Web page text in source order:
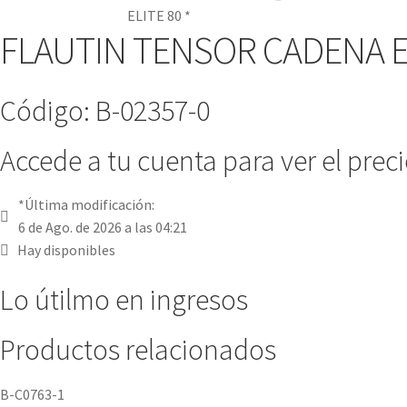
ELITE 80 *
FLAUTIN TENSOR CADENA
Código: B-02357-0
Accede a tu cuenta para ver el
*Última modificación:
6 de Ago. de 2026 a las 04:21
Hay disponibles
Lo útilmo en ingresos
Productos relacionados
B-C0763-1